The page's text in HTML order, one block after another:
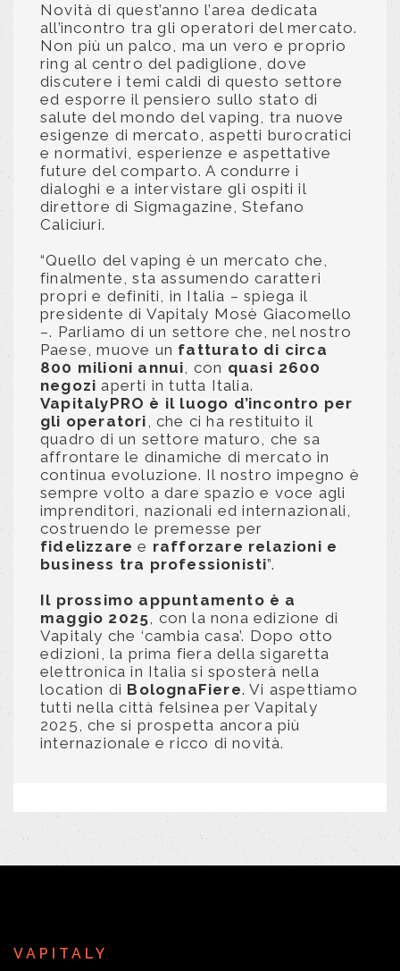
Novità di quest’anno l’area dedicata
all’incontro tra gli operatori del mercato.
Non più un palco, ma un vero e proprio
ring al centro del padiglione, dove
discutere i temi caldi di questo settore
ed esporre il pensiero sullo stato di
salute del mondo del vaping, tra nuove
esigenze di mercato, aspetti burocratici
e normativi, esperienze e aspettative
future del comparto. A condurre i
dialoghi e a intervistare gli ospiti il
direttore di Sigmagazine, Stefano
Caliciuri.
“Quello del vaping è un mercato che,
finalmente, sta assumendo caratteri
propri e definiti, in Italia – spiega il
presidente di Vapitaly Mosè Giacomello
–. Parliamo di un settore che, nel nostro
Paese, muove un fatturato di circa
800 milioni annui, con quasi 2600
negozi aperti in tutta Italia.
VapitalyPRO è il luogo d’incontro per
gli operatori, che ci ha restituito il
quadro di un settore maturo, che sa
affrontare le dinamiche di mercato in
continua evoluzione. Il nostro impegno è
sempre volto a dare spazio e voce agli
imprenditori, nazionali ed internazionali,
costruendo le premesse per
fidelizzare e rafforzare relazioni e
business tra professionisti”.
Il prossimo appuntamento è a
maggio 2025, con la nona edizione di
Vapitaly che ‘cambia casa’. Dopo otto
edizioni, la prima fiera della sigaretta
elettronica in Italia si sposterà nella
location di BolognaFiere. Vi aspettiamo
tutti nella città felsinea per Vapitaly
2025, che si prospetta ancora più
internazionale e ricco di novità.
VAPITALY